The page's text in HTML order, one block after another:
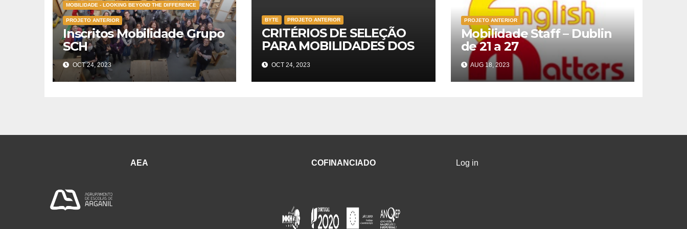
MOBILIDADE - LOOKING BEYOND THE DIFFERENCE
PROJETO ANTERIOR
Inscritos Mobilidade Grupo
SCH
OCT 24, 2023
BYTE PROJETO ANTERIOR
CRITÉRIOS DE SELEÇÃO
PARA MOBILIDADES DOS
DOCENTES (JOB
SHADOWING)
OCT 24, 2023
PROJETO ANTERIOR
Mobilidade Staff – Dublin
de 21 a 27
AUG 18, 2023
AEA COFINANCIADO Log in